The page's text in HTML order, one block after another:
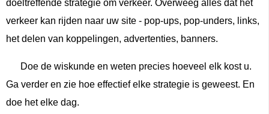
doeltreffende strategie om verkeer. Overweeg alles dat het
verkeer kan rijden naar uw site - pop-ups, pop-unders, links,
het delen van koppelingen, advertenties, banners.
Doe de wiskunde en weten precies hoeveel elk kost u.
Ga verder en zie hoe effectief elke strategie is geweest. En
doe het elke dag.